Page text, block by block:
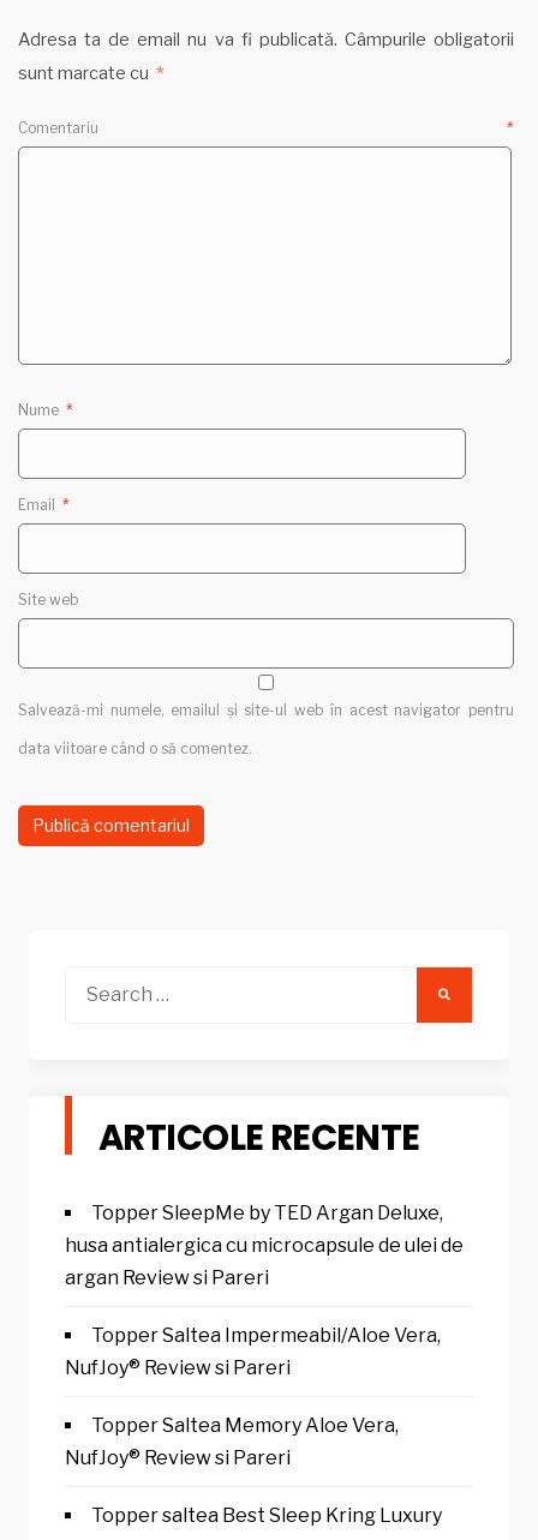
Adresa ta de email nu va fi publicată. Câmpurile obligatorii
sunt marcate cu *
Comentariu *
Nume *
Email *
Site web
Salvează-mi numele, emailul și site-ul web în acest navigator pentru
data viitoare când o să comentez.
ARTICOLE RECENTE
Topper SleepMe by TED Argan Deluxe,
husa antialergica cu microcapsule de ulei de
argan Review si Pareri
Topper Saltea Impermeabil/Aloe Vera,
NufJoy® Review si Pareri
Topper Saltea Memory Aloe Vera,
NufJoy® Review si Pareri
Topper saltea Best Sleep Kring Luxury